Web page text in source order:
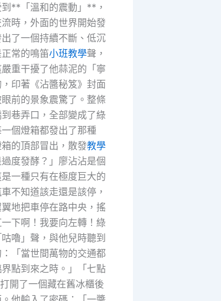
**「溫和的震動」**，
時，外面的世界開始發
了一個持續不斷、低沉
常的鳴笛小班教學聲，
重干擾了他蒜泥的「寧
印著《沾醬秘笈》封面
前的景象震驚了。整條
巷弄口，全部變成了綠
個燈箱都發出了那種
的頂部冒出，散發教學
度發酵？」廖沾沾是個
一種只有在極度巨大的
不知道該走還是該停，
地把車停在路中央，搖
下啊！我要向左轉！綠
嚕」聲，與他兒時聽到
「當世間萬物的交通都
點到來之時。」「七點
開了一個藏在舊冰櫃後